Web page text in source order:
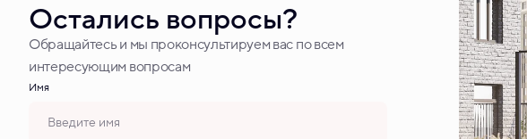
Остались вопросы?
Обращайтесь и мы проконсультируем вас по всем
интересующим вопросам
Имя